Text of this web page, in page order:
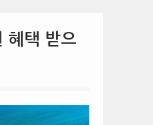
혜택 받으